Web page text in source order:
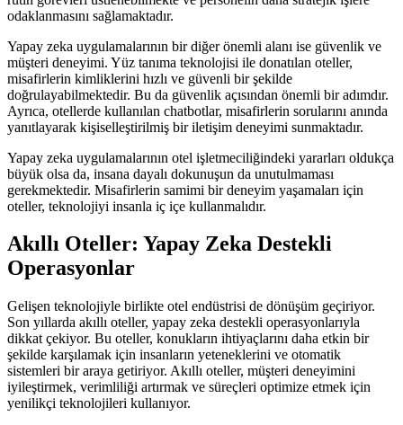
odaklanmasını sağlamaktadır.
Yapay zeka uygulamalarının bir diğer önemli alanı ise güvenlik ve
müşteri deneyimi. Yüz tanıma teknolojisi ile donatılan oteller,
misafirlerin kimliklerini hızlı ve güvenli bir şekilde
doğrulayabilmektedir. Bu da güvenlik açısından önemli bir adımdır.
Ayrıca, otellerde kullanılan chatbotlar, misafirlerin sorularını anında
yanıtlayarak kişiselleştirilmiş bir iletişim deneyimi sunmaktadır.
Yapay zeka uygulamalarının otel işletmeciliğindeki yararları oldukça
büyük olsa da, insana dayalı dokunuşun da unutulmaması
gerekmektedir. Misafirlerin samimi bir deneyim yaşamaları için
oteller, teknolojiyi insanla iç içe kullanmalıdır.
Akıllı Oteller: Yapay Zeka Destekli
Operasyonlar
Gelişen teknolojiyle birlikte otel endüstrisi de dönüşüm geçiriyor.
Son yıllarda akıllı oteller, yapay zeka destekli operasyonlarıyla
dikkat çekiyor. Bu oteller, konukların ihtiyaçlarını daha etkin bir
şekilde karşılamak için insanların yeteneklerini ve otomatik
sistemleri bir araya getiriyor. Akıllı oteller, müşteri deneyimini
iyileştirmek, verimliliği artırmak ve süreçleri optimize etmek için
yenilikçi teknolojileri kullanıyor.